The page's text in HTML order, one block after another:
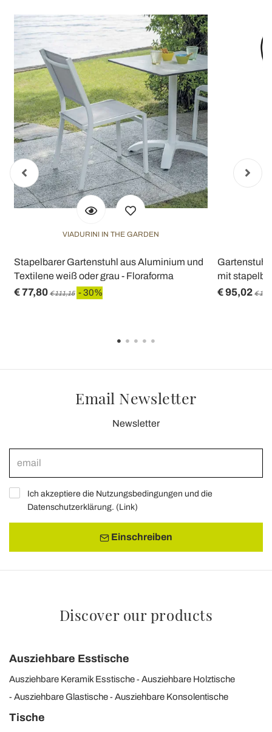
VIADURINI IN THE GARDEN
Stapelbarer Gartenstuhl aus Aluminium und
Textilene weiß oder grau - Floraforma
€ 77,80 € 111,15 - 30%
Gartenstuhl
mit
€ 95,02 €
Email Newsletter
Newsletter
Ich akzeptiere die Nutzungsbedingungen und die
Datenschutzerklärung. (Link)
Einschreiben
Discover our products
Ausziehbare Esstische
Ausziehbare Keramik Esstische
Ausziehbare Holztische
Ausziehbare Glastische
Ausziehbare Konsolentische
Tische